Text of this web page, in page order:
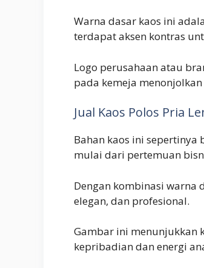
Warna dasar kaos ini
terdapat aksen kontras
Logo perusahaan atau
pada kemeja
Jual Kaos Polos Pria
Bahan kaos ini
mulai dari pertemuan
Dengan kombinasi warna
elegan, dan profesional.
Gambar ini menunjukkan
kepribadian dan energi